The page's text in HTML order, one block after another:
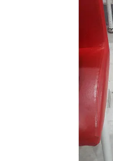
Türkiye'nin
Türkiye'nin
Yerel
Yerel Yaşam